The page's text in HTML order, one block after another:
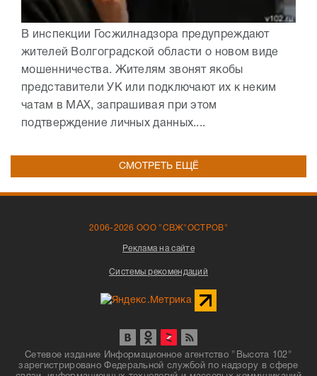
В инспекции Госжилнадзора предупреждают
жителей Волгоградской области о новом виде
мошенничества. Жителям звонят якобы
представители УК или подключают их к неким
чатам в МАХ, запрашивая при этом
подтверждение личных данных....
СМОТРЕТЬ ЕЩЁ
2006-2026 ООО "СВЖ"ОСТРОВ"
Реклама на сайте
Системы рекомендаций
Сетевое издание Информационное агентство "Высота 102"
зарегистрировано Федеральной службой по надзору в сфере